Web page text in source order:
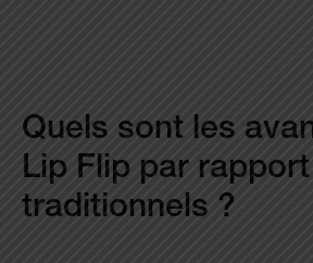
Quels sont les
Lip Flip par
traditionnels ?